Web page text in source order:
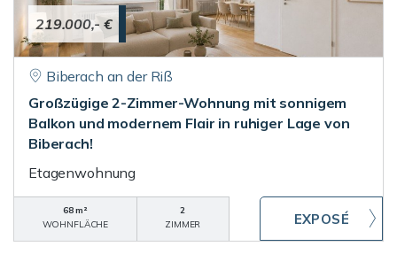
219.000,- €
Biberach an der Riß
Großzügige 2-Zimmer-Wohnung mit sonnigem
Balkon und modernem Flair in ruhiger Lage von
Biberach!
Etagenwohnung
68 m²
WOHNFLÄCHE
2
ZIMMER